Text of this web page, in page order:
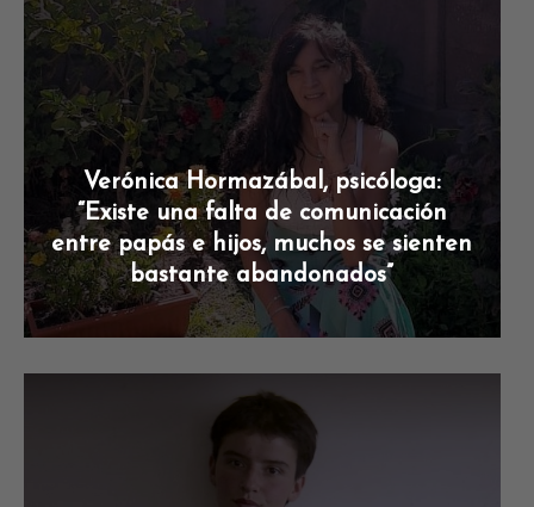
Verónica Hormazábal, psicóloga:
“Existe una falta de comunicación
entre papás e hijos, muchos se sienten
bastante abandonados”